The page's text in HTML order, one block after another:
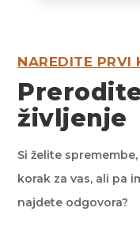
NAREDITE PRVI
življenje
Si želite
korak za vas, ali pa
najdete odgovora?